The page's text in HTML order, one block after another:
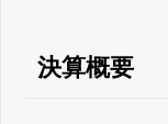
決算概要